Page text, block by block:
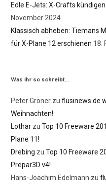
Edle E-Jets: X-Crafts
November 2024
Klassisch abheben: Tiemans
für X-Plane 12 erschienen 18.
Was ihr so schreibt…
Peter Gröner zu flusinews.de
Weihnachten!
Lothar zu Top 10 Freeware
Plane 11!
Drebing zu Top 10 Freeware
Prepar3D v4!
Hans-Joachim Edelmann zu